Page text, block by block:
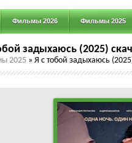
Фильмы 2026 Фильмы 2025
задыхаюсь (2025)
2025 » Я с тобой задыхаюсь